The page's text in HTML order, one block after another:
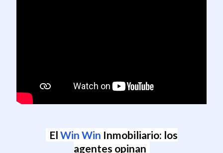
El Win Win Inmobiliario: los
agentes opinan